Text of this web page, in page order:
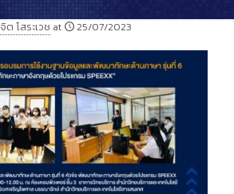
ต โสระเวช at 25/07/2023